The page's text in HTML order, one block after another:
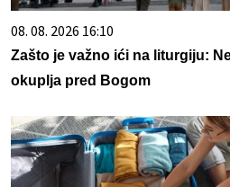
08. 08. 2026 16:10
Zašto je važno ići na liturgiju:
okuplja pred Bogom